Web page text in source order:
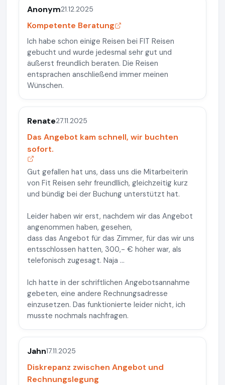
Anonym21.12.2025
Kompetente Beratung
Ich habe schon einige Reisen bei FIT Reisen
gebucht und wurde jedesmal sehr gut und
äußerst freundlich beraten. Die Reisen
entsprachen anschließend immer meinen
Wünschen.
Renate27.11.2025
Das Angebot kam schnell, wir buchten
sofort.
Gut gefallen hat uns, dass uns die Mitarbeiterin
von Fit Reisen sehr freundllich, gleichzeitig kurz
und bündig bei der Buchung unterstützt hat.
Leider haben wir erst, nachdem wir das Angebot
angenommen haben, gesehen,
dass das Angebot für das Zimmer, für das wir uns
entsschlossen hatten, 300,- € höher war, als
telefonisch zugesagt. Naja ...
Ich hatte in der schriftlichen Angebotsannahme
gebeten, eine andere Rechnungsadresse
einzusetzen. Das funktionierte leider nicht, ich
musste nochmals nachfragen.
Jahn17.11.2025
Diskrepanz zwischen Angebot und
Rechnungslegung